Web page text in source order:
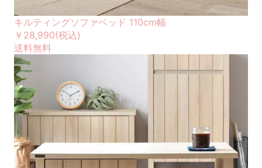
キルティングソファベッド 110cm幅
￥28,990(税込)
送料無料